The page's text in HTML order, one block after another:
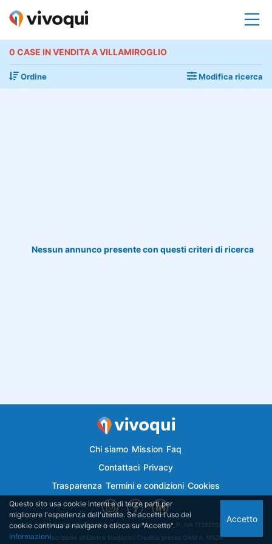
0 CASE IN VENDITA A VILLAMIROGLIO
Ordine Modifica ricerca
Nessun annunco presente con questi criteri di ricerca
Chi siamo Mission Faq
Contattaci Privacy
Trasparenza Termini e condizioni Cookies
Vivoqui.it è di proprietà di Semplicemutuo Srl - P. IVA 11382050018
Iscrizione all'Elenco Mediatori Creditizi presso OAM n. M526
Questo sito usa cookie interni e di terze parti per
migliorare l'esperienza dell'utente. Se accetti l'uso dei
cookie continua a navigare o clicca su "Accetto".
Informazioni
Accetto